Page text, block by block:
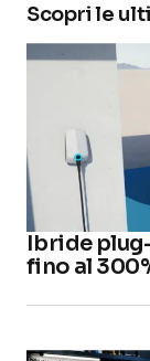
Scopri le
Ibride
fino al